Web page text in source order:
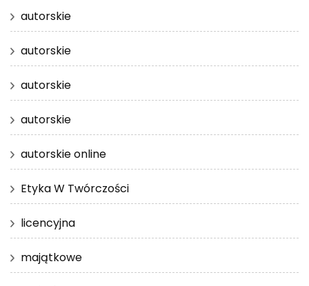
autorskie
autorskie
autorskie
autorskie
autorskie online
Etyka W Twórczości
licencyjna
majątkowe